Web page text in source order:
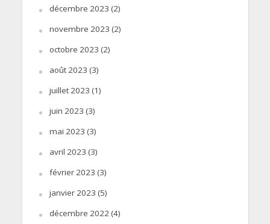
décembre 2023 (2)
novembre 2023 (2)
octobre 2023 (2)
août 2023 (3)
juillet 2023 (1)
juin 2023 (3)
mai 2023 (3)
avril 2023 (3)
février 2023 (3)
janvier 2023 (5)
décembre 2022(4)